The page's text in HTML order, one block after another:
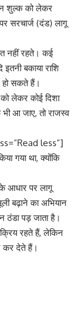
शुल्क को लेकर
सरचार्ज (दंड) लागू
नहीं रहते। कई
बकाया राशि
हो सकते हैं।
लेकर कोई दिशा
आ जाए, तो राजस्व
less”]
गया था, क्योंकि
आधार पर लागू
बढ़ाने का अभियान
ठंडा पड़ जाता है।
रहते हैं, लेकिन
कर देते हैं।